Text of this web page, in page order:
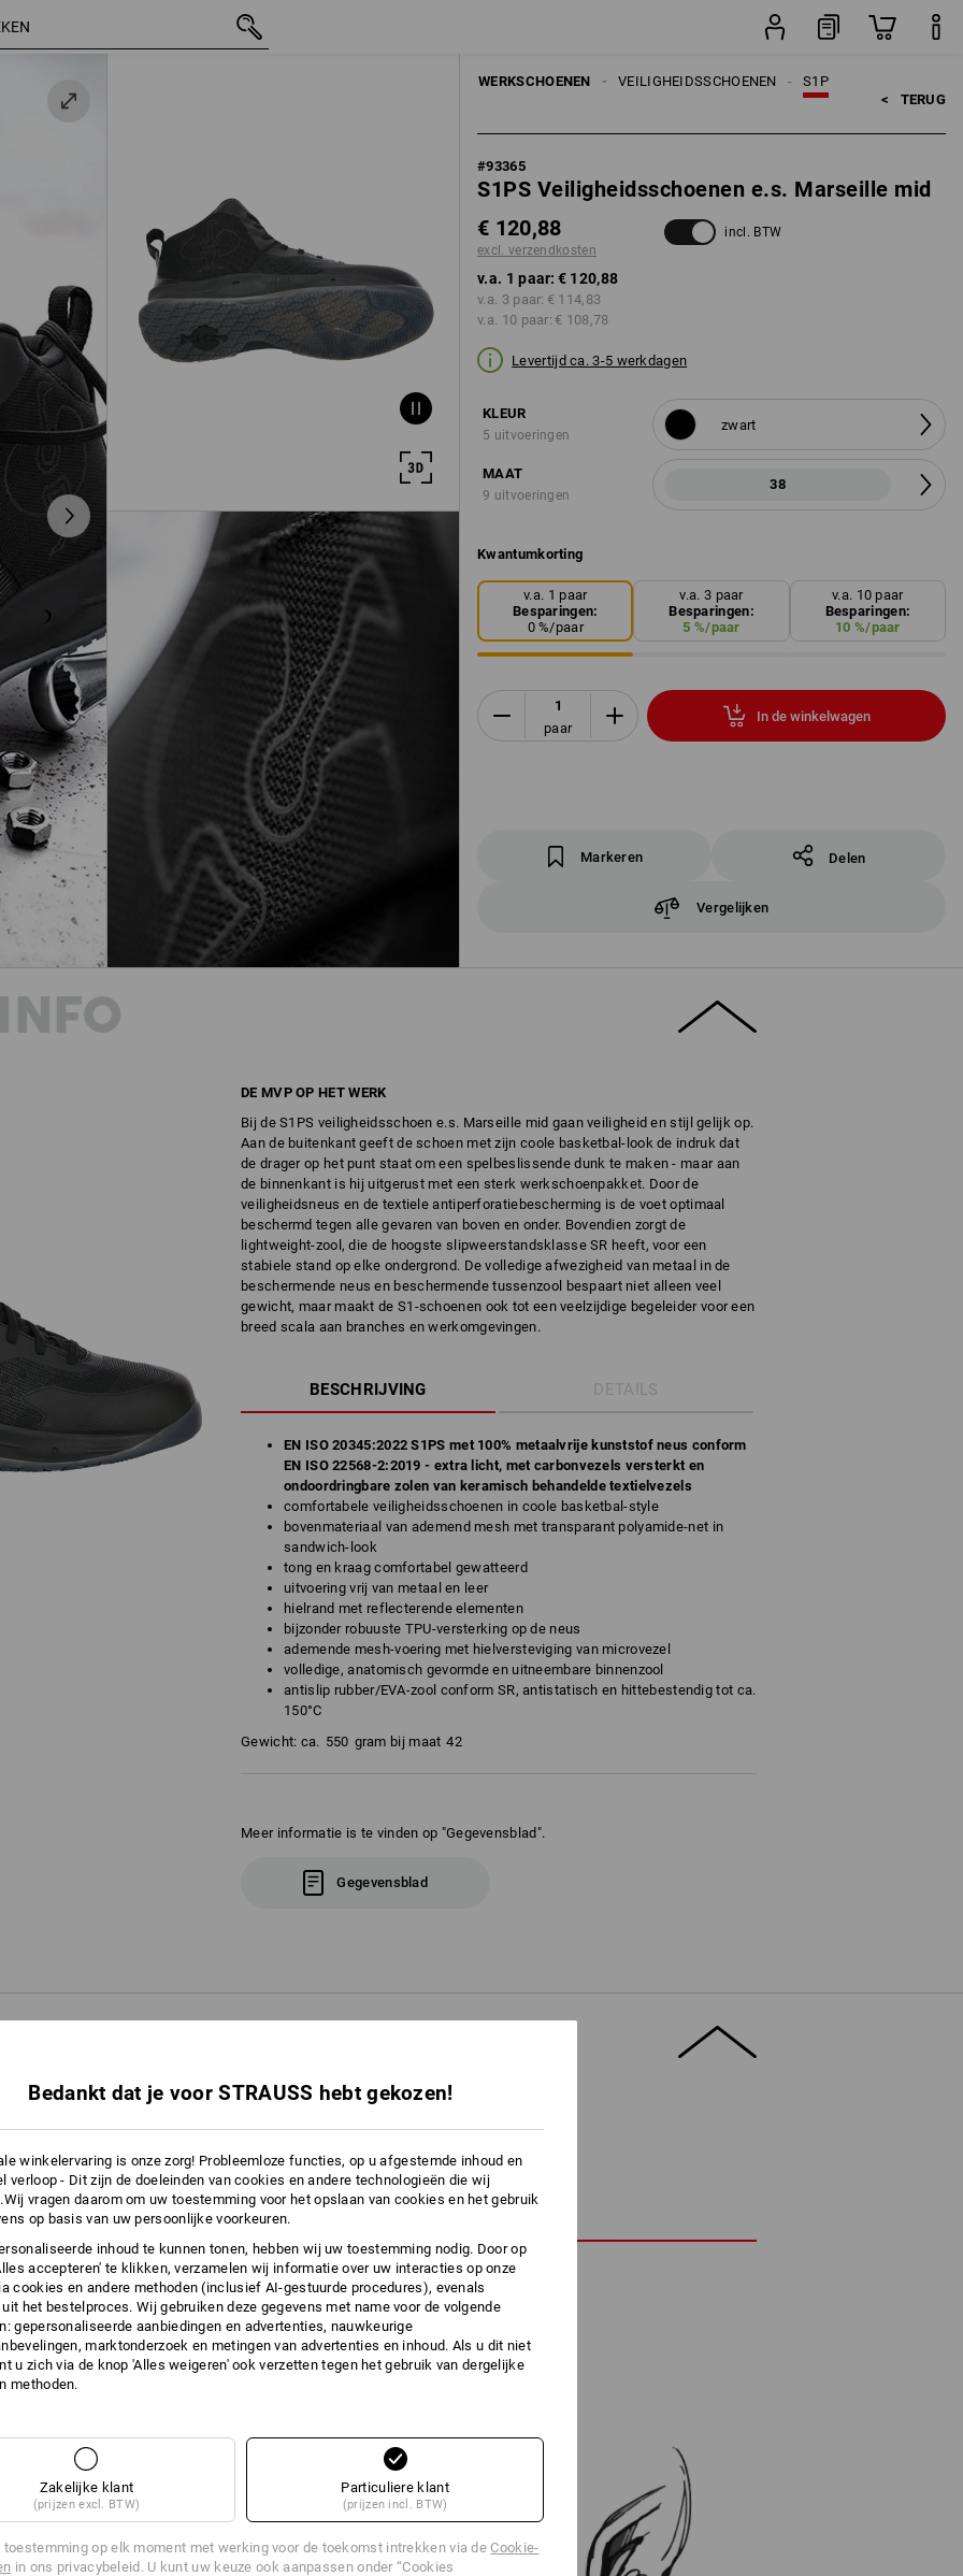
WERKSCHOENEN S1P
VEILIGHEIDSSCHOENEN
< TERUG
#93365
S1PS Veiligheidsschoenen e.s. Marseille mid
€ 120,88
excl. verzendkosten
incl. BTW
v.a. 1 paar: € 120,88
v.a. 3 paar: € 114,83
v.a. 10 paar: € 108,78
Levertijd ca. 3-5 werkdagen
KLEUR
5 uitvoeringen
zwart
MAAT
9 uitvoeringen
38
Kwantumkorting
v.a. 1 paar
Besparingen:
0%/paar
v.a. 3 paar
Besparingen:
5 %/paar
v.a. 10 paar
Besparingen:
10 %/paar
paar
In de winkelwagen
Markeren Delen
Vergelijken
38 € 120,88
DE MVP OP HET WERK
Bij de S1PS veiligheidsschoen e.s. Marseille mid gaan veiligheid en stijl gelijk op.
Aan de buitenkant geeft de schoen met zijn coole basketbal-look de indruk dat
de drager op het punt staat om een spelbeslissende dunk te maken - maar aan
de binnenkant is hij uitgerust met een sterk werkschoenpakket. Door de
veiligheidsneus en de textiele antiperforatiebescherming is de voet optimaal
beschermd tegen alle gevaren van boven en onder. Bovendien zorgt de
lightweight-zool, die de hoogste slipweerstandsklasse SR heeft, voor een
stabiele stand op elke ondergrond. De volledige afwezigheid van metaal in de
beschermende neus en beschermende tussenzool bespaart niet alleen veel
gewicht, maar maakt de S1-schoenen ook tot een veelzijdige begeleider voor een
breed scala aan branches en werkomgevingen.
BESCHRIJVING DETAILS
EN ISO 20345:2022 S1PS met 100% metaalvrije kunststof neus conform
EN ISO 22568-2:2019 - extra licht, met carbonvezels versterkt en
ondoordringbare zolen van keramisch behandelde textielvezels
comfortabele veiligheidsschoenen in coole basketbal-style
bovenmateriaal van ademend mesh met transparant polyamide-net in
sandwich-look
tong en kraag comfortabel gewatteerd
uitvoering vrij van metaal en leer
hielrand met reflecterende elementen
bijzonder robuuste TPU-versterking op de neus
ademende mesh-voering met hielversteviging van microvezel
volledige, anatomisch gevormde en uitneembare binnenzool
antislip rubber/EVA-zool conform SR, antistatisch en hittebestendig tot ca.
150°C
Gewicht: ca. 550 gram bij maat 42
Meer informatie is te vinden op "Gegevensblad".
Gegevensblad
het perfecte schoeisel
Bedankt dat je voor STRAUSS hebt gekozen!
winkelervaring is onze zorg! Probleemloze functies, op u afgestemde inhoud en
verloop - Dit zijn de doeleinden van cookies en andere technologieën die wij
vragen daarom om uw toestemming voor het opslaan van cookies en het gebruik
op basis van uw persoonlijke voorkeuren.
inhoud te kunnen tonen, hebben wij uw toestemming nodig. Door op
accepteren' te klikken, verzamelen wij informatie over uw interacties op onze
cookies en andere methoden (inclusief AI-gestuurde procedures), evenals
het bestelproces. Wij gebruiken deze gegevens met name voor de volgende
gepersonaliseerde aanbiedingen en advertenties, nauwkeurige
marktonderzoek en metingen van advertenties en inhoud. Als u dit niet
u zich via de knop 'Alles weigeren' ook verzetten tegen het gebruik van dergelijke
methoden.
Zakelijke klant
(prijzen excl. BTW)
Particuliere klant
(prijzen incl. BTW)
toestemming op elk moment met werking voor de toekomst intrekken via deCookie-
in ons privacybeleid. U kunt uw keuze ook aanpassen onder “Cookies